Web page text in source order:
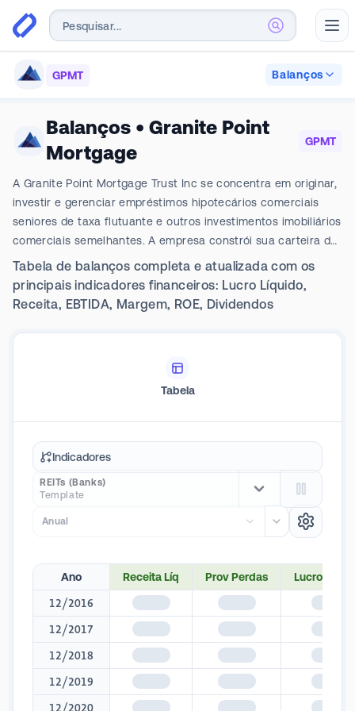
GPMT Balanços
Balanços • Granite Point
Mortgage
GPMT
A Granite Point Mortgage Trust Inc se concentra em originar,
investir e gerenciar empréstimos hipotecários comerciais
seniores de taxa flutuante e outros investimentos imobiliários
comerciais semelhantes. A empresa constrói sua carteira de
investimentos empréstimo a empréstimo, enfatizando
rigorosa subscrição de crédito, seletividade e diversificação,
e avalia cada investimento a partir de um valor fundamental
Normalmente, fornece financiamento intermediário ou
recapitalizações, refinanciamento e uma série de planos de
negócios, incluindo locação, renovação, reposicionamento e
Tabela de balanços completa e atualizada com os
principais indicadores financeiros: Lucro Líquido,
Receita, EBTIDA, Margem, ROE, Dividendos
Tabela
Indicadores
REITs (Banks)
Template
Anual
Ano Receita Líq Prov Perdas Lucro Líq
12/2016 $1,345 $1,345
$1,345
12/2017
$1,345 $1,345
$1,345
12/2018
$1,345 $1,345
$1,345
12/2019
$1,345 $1,345
$1,345
12/2020
$1,345 $1,345 $1,345